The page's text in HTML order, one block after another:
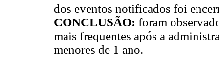
dos eventos notificados foi
CONCLUSÃO: foram
mais frequentes após a
menores de 1 ano.